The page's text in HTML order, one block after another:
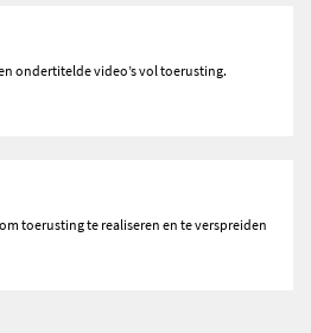
ondertitelde video’s vol toerusting.
toerusting te realiseren en te verspreiden